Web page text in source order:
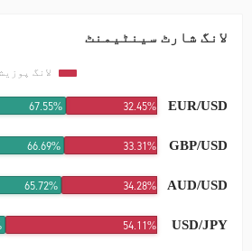
لانگ شارٹ سینٹیمنٹ
لانگ
EUR/USD
32.45%
67.55%
GBP/USD
33.31%
66.69%
AUD/USD
34.2%
65.8%
USD/JPY
54.11%